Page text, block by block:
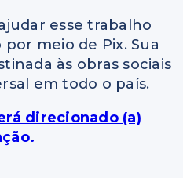
esse trabalho
meio de Pix. Sua
às obras sociais
em todo o país.
direcionado (a)